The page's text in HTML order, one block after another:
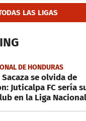
LAS LIGAS
DE HONDURAS
se olvida de
Juticalpa FC sería
en la Liga Nacional